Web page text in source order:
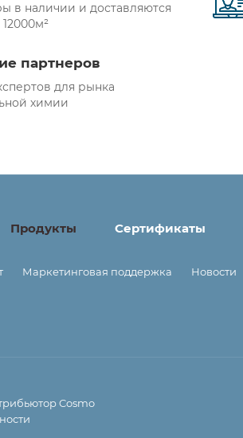
в наличии и доставляются
партнеров
для рынка
химии
Продукты Сертификаты
Маркетинговая поддержка Новости
Cosmo